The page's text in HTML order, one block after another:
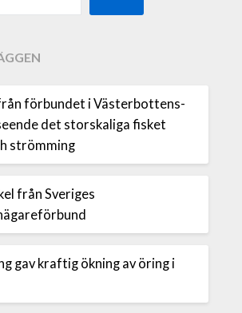
förbundet i Västerbottens-
det storskaliga fisket
strömming
från Sveriges
gav kraftig ökning av öring i